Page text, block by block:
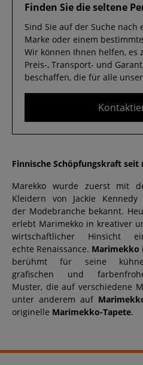
Finden Sie die seltene
Sind Sie auf der Suche nach
Marke oder einem
Wir können Ihnen helfen, es
Preis-, Transport- und
beschaffen, die für alle
Finnische Schöpfungskraft seit
Marekko wurde zuerst mit
Kleidern von Jackie Kennedy
der Modebranche bekannt.
erlebt Marimekko in kreativer
wirtschaftlicher Hinsicht
echte Renaissance. Marimekko
berühmt für seine
grafischen und
Muster, die auf verschiedene
unter anderem auf
originelle Marimekko-Tapete.